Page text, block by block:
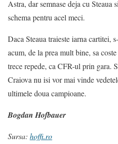
Astra, dar semnase deja cu Steaua
schema pentru acel meci.
Daca Steaua traieste iarna cartitei,
acum, de la prea mult bine, sa
trece repede, ca CFR-ul prin gara.
Craiova nu isi vor mai vinde
ultimele doua campioane.
Bogdan Hofbauer
Sursa: hoffi.ro